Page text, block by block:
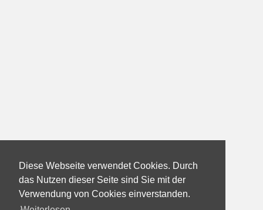
Diese Webseite verwendet Cookies. Durch
das Nutzen dieser Seite sind Sie mit der
Verwendung von Cookies einverstanden.